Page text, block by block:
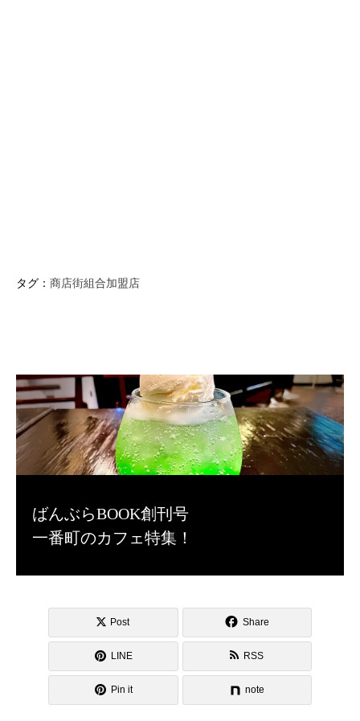
タグ： 商店街組合加盟店
ばんぶらBOOK創刊号
一番町のカフェ特集！
Post Share
LINE RSS
Pin it note